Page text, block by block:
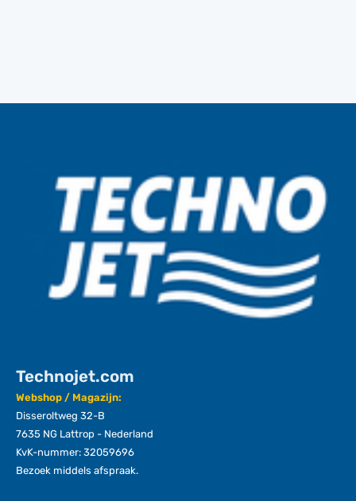
Technojet.com
Webshop / Magazijn:
Disseroltweg 32-B
7635 NG Lattrop - Nederland
KvK-nummer: 32059696
Bezoek middels afspraak.